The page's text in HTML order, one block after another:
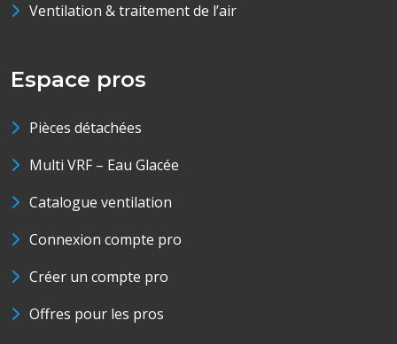
Ventilation & traitement de l’air
Espace pros
Pièces détachées
Multi VRF – Eau Glacée
Catalogue ventilation
Connexion compte pro
Créer un compte pro
Offres pour les pros